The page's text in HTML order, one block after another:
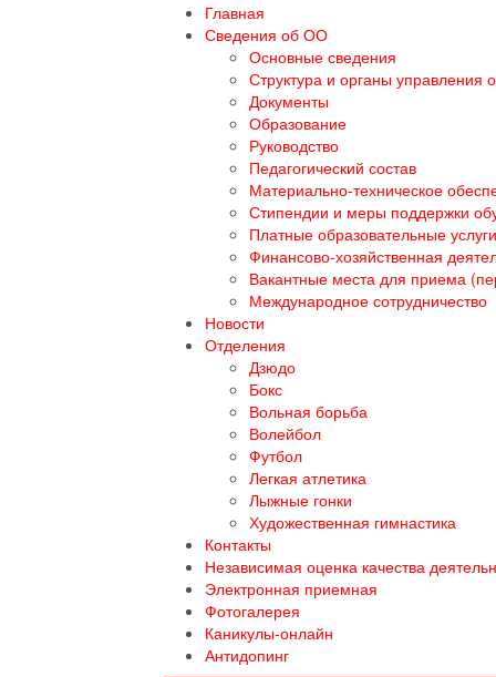
Главная
Сведения об ОО
Основные сведения
Структура и органы управления
Документы
Образование
Руководство
Педагогический состав
Материально-техническое
Стипендии и меры поддержки
Платные образовательные услуги
Финансово-хозяйственная
Вакантные места для приема
Международное сотрудничество
Новости
Отделения
Дзюдо
Бокс
Вольная борьба
Волейбол
Футбол
Легкая атлетика
Лыжные гонки
Художественная гимнастика
Контакты
Независимая оценка качества
Электронная приемная
Фотогалерея
Каникулы-онлайн
Антидопинг